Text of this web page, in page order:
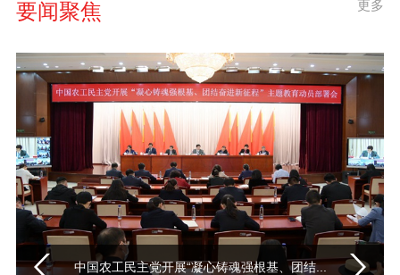
更多
要闻聚焦
农工党中央“凝心铸魂强根基、团结奋进新征...
中国农工民主党开展“凝心铸魂强根基、团结...
农工党中央“凝心铸魂强根基、团结奋进新征...
杨震带队赴广东开展“人工智能对科技及产业...